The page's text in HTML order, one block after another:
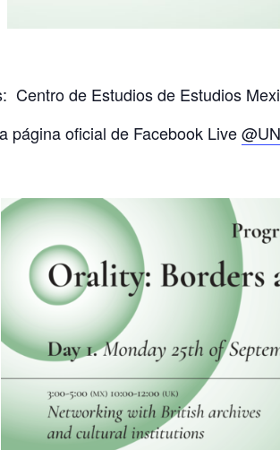
Centro de Estudios de Estudios
página oficial de Facebook Live